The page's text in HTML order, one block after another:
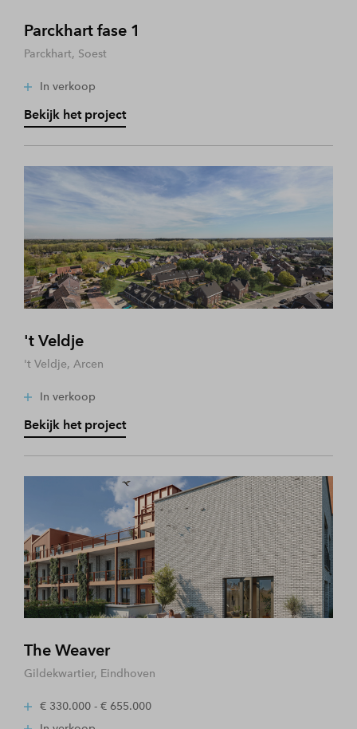
Parckhart fase 1
Parckhart, Soest
In verkoop
Bekijk het project
't Veldje
't Veldje, Arcen
In verkoop
Bekijk het project
The Weaver
Gildekwartier, Eindhoven
€ 330.000 - € 655.000